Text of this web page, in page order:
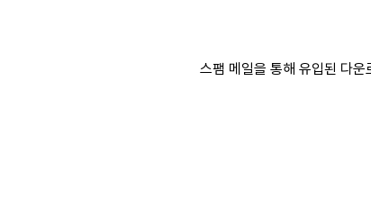
스팸 메일을 통해 유입된 다